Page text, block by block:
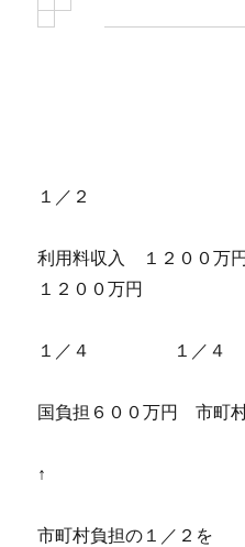
１／２
利用料収入 １２
１２００万円
１／４ １／４
国負担６００万円 市町
↑
市町村負担の１／２を